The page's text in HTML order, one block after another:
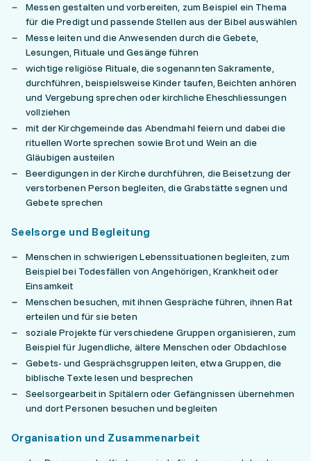
Messen gestalten und vorbereiten, zum Beispiel ein Thema
für die Predigt und passende Stellen aus der Bibel auswählen
Messe leiten und die Anwesenden durch die Gebete,
Lesungen, Rituale und Gesänge führen
wichtige religiöse Rituale, die sogenannten Sakramente,
durchführen, beispielsweise Kinder taufen, Beichten anhören
und Vergebung sprechen oder kirchliche Eheschliessungen
vollziehen
mit der Kirchgemeinde das Abendmahl feiern und dabei die
rituellen Worte sprechen sowie Brot und Wein an die
Gläubigen austeilen
Beerdigungen in der Kirche durchführen, die Beisetzung der
verstorbenen Person begleiten, die Grabstätte segnen und
Gebete sprechen
Seelsorge und Begleitung
Menschen in schwierigen Lebenssituationen begleiten, zum
Beispiel bei Todesfällen von Angehörigen, Krankheit oder
Einsamkeit
Menschen besuchen, mit ihnen Gespräche führen, ihnen Rat
erteilen und für sie beten
soziale Projekte für verschiedene Gruppen organisieren, zum
Beispiel für Jugendliche, ältere Menschen oder Obdachlose
Gebets- und Gesprächsgruppen leiten, etwa Gruppen, die
biblische Texte lesen und besprechen
Seelsorgearbeit in Spitälern oder Gefängnissen übernehmen
und dort Personen besuchen und begleiten
Organisation und Zusammenarbeit